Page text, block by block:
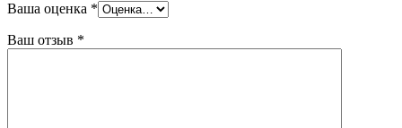
Ваша оценка *
Ваш отзыв *